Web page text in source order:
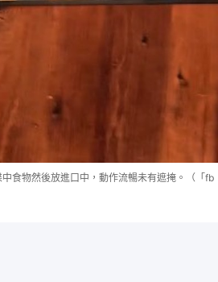
食物然後放進口中，動作流暢未有遮掩。（「fb